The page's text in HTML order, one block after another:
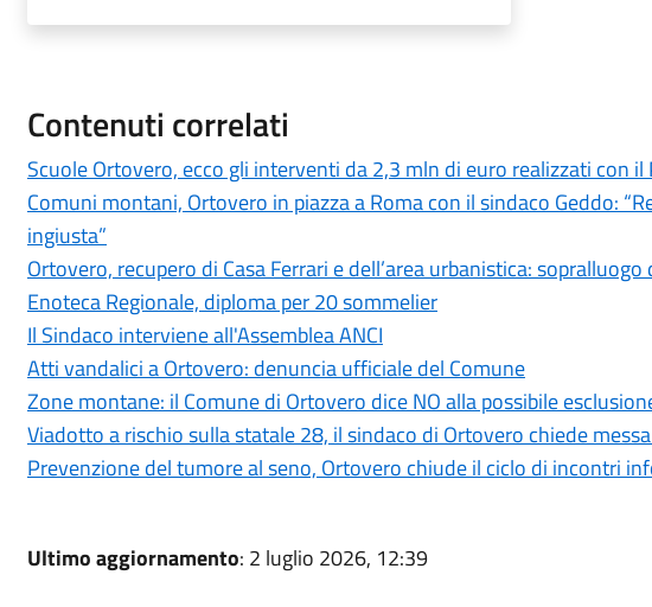
Contenuti correlati
Scuole Ortovero, ecco gli interventi da 2,3 mln di euro realizzati con il
Comuni montani, Ortovero in piazza a Roma con il sindaco Geddo:
ingiusta”
Ortovero, recupero di Casa Ferrari e dell’area urbanistica: sopralluogo
Enoteca Regionale, diploma per 20 sommelier
Il Sindaco interviene all'Assemblea ANCI
Atti vandalici a Ortovero: denuncia ufficiale del Comune
Zone montane: il Comune di Ortovero dice NO alla possibile
Viadotto a rischio sulla statale 28, il sindaco di Ortovero chiede
Prevenzione del tumore al seno, Ortovero chiude il ciclo di incontri
Ultimo aggiornamento: 2 luglio 2026, 12:39